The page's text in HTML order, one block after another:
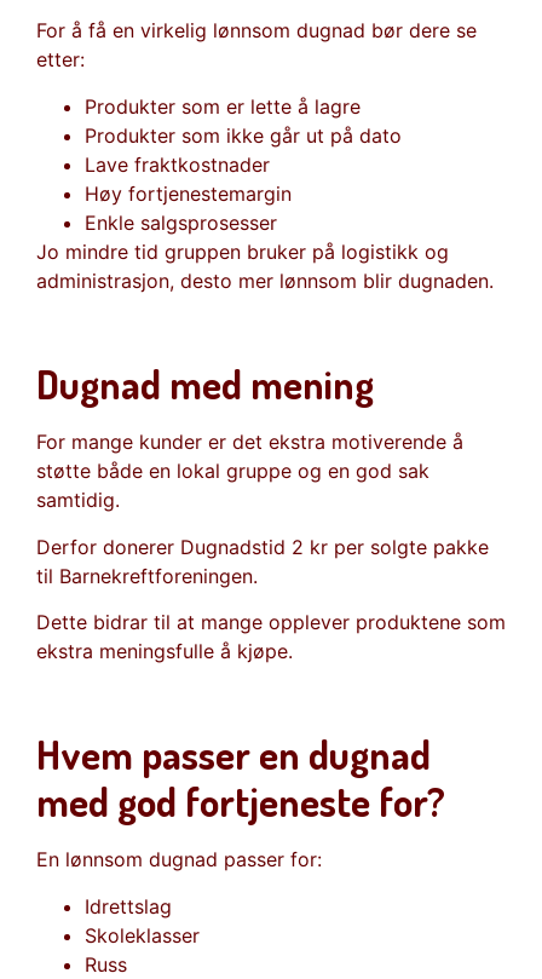
For å få en virkelig lønnsom dugnad bør dere se
etter:
Produkter som er lette å lagre
Produkter som ikke går ut på dato
Lave fraktkostnader
Høy fortjenestemargin
Enkle salgsprosesser
Jo mindre tid gruppen bruker på logistikk og
administrasjon, desto mer lønnsom blir dugnaden.
Dugnad med mening
For mange kunder er det ekstra motiverende å
støtte både en lokal gruppe og en god sak
samtidig.
Derfor donerer Dugnadstid 2 kr per solgte pakke
til Barnekreftforeningen.
Dette bidrar til at mange opplever produktene som
ekstra meningsfulle å kjøpe.
Hvem passer en dugnad
med god fortjeneste for?
En lønnsom dugnad passer for:
Idrettslag
Skoleklasser
Russ